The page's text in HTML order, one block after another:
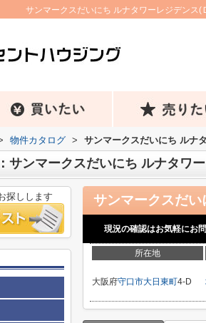
サンマークスだいにち ルナタワーレジデンス
物件カタログ > サンマークスだいにち ルナ
サンマークスだいにち ルナタワ
現況の確認はお気軽にお
所在地
大阪府守口市大日東町4-D
探しします